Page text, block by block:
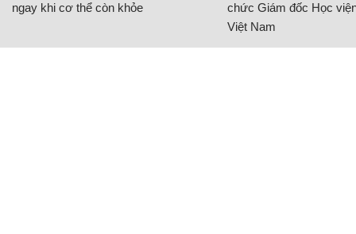
ngay khi cơ thể còn khỏe
chức Giám đốc Học
Việt Nam